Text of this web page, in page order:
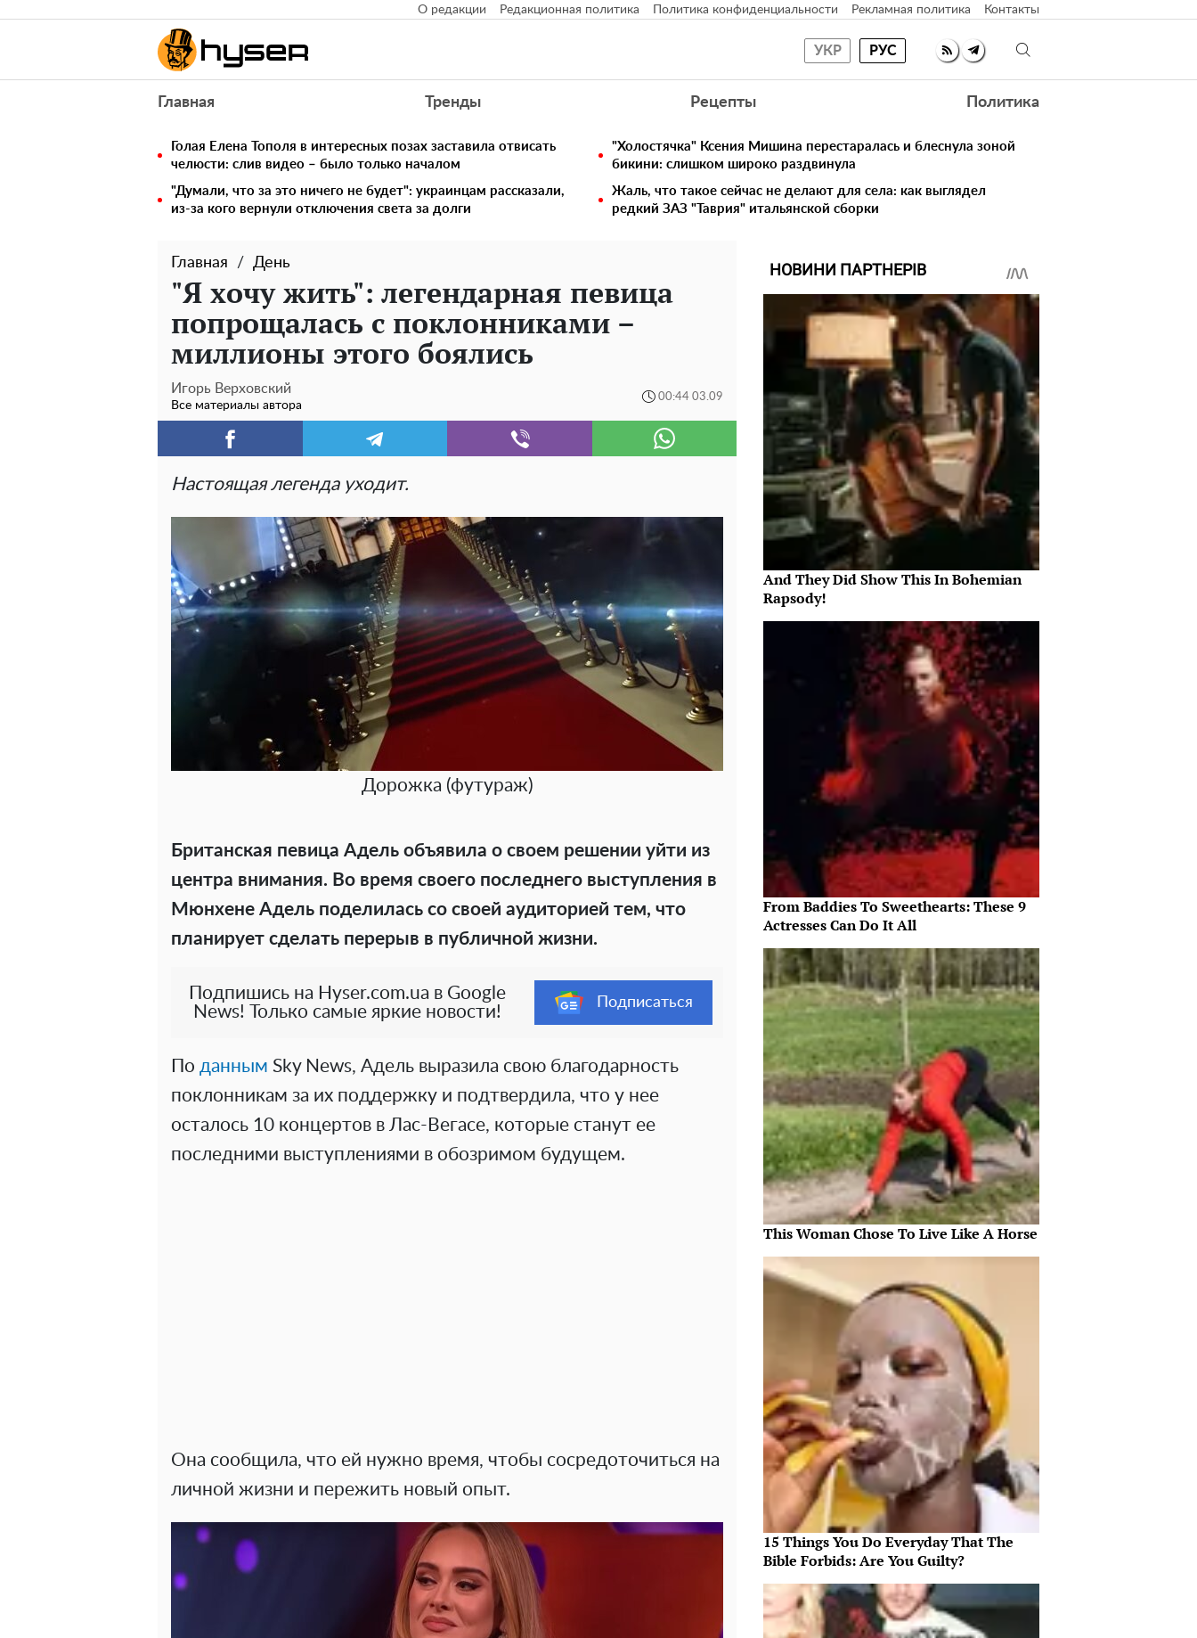
О редакции Редакционная политика Политика конфиденциальности Рекламная политика Контакты
УКР РУС
Главная Тренды Рецепты Политика
Голая Елена Тополя в интересных позах заставила отвисать
челюсти: слив видео – было только началом
"Холостячка" Ксения Мишина перестаралась и блеснула зоной
бикини: слишком широко раздвинула
"Думали, что за это ничего не будет": украинцам рассказали,
из-за кого вернули отключения света за долги
Жаль, что такое сейчас не делают для села: как выглядел
редкий ЗАЗ "Таврия" итальянской сборки
Главная День
"Я хочу жить": легендарная певица
попрощалась с поклонниками –
миллионы этого боялись
Игорь Верховский
Все материалы автора
00:44 03.09
Настоящая легенда уходит.
Дорожка (футураж)
Британская певица Адель объявила о своем решении уйти из
центра внимания. Во время своего последнего выступления в
Мюнхене Адель поделилась со своей аудиторией тем, что
планирует сделать перерыв в публичной жизни.
Подпишись на Hyser.com.ua в Google
News! Только самые яркие новости!
Подписаться
По данным Sky News, Адель выразила свою благодарность
поклонникам за их поддержку и подтвердила, что у нее
осталось 10 концертов в Лас-Вегасе, которые станут ее
последними выступлениями в обозримом будущем.
Она сообщила, что ей нужно время, чтобы сосредоточиться на
личной жизни и пережить новый опыт.
НОВИНИ ПАРТНЕРІВ
And They Did Show This In Bohemian
Rapsody!
From Baddies To Sweethearts: These 9
Actresses Can Do It All
This Woman Chose To Live Like A Horse
15 Things You Do Everyday That The
Bible Forbids: Are You Guilty?